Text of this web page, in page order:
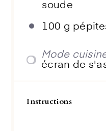
soude
100 g
Mode
écran de
Instructions